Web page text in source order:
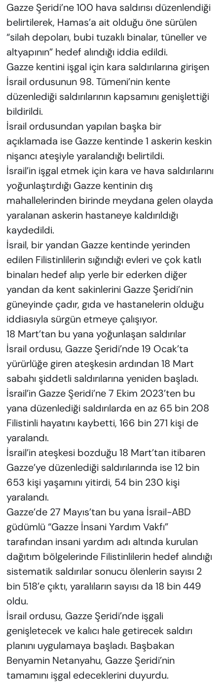
Gazze Şeridi’ne 100 hava saldırısı düzenlendiği
belirtilerek, Hamas’a ait olduğu öne sürülen
“silah depoları, bubi tuzaklı binalar, tüneller ve
altyapının” hedef alındığı iddia edildi.
Gazze kentini işgal için kara saldırılarına girişen
İsrail ordusunun 98. Tümeni’nin kente
düzenlediği saldırılarının kapsamını genişlettiği
bildirildi.
İsrail ordusundan yapılan başka bir
açıklamada ise Gazze kentinde 1 askerin keskin
nişancı ateşiyle yaralandığı belirtildi.
İsrail’in işgal etmek için kara ve hava saldırılarını
yoğunlaştırdığı Gazze kentinin dış
mahallelerinden birinde meydana gelen olayda
yaralanan askerin hastaneye kaldırıldığı
kaydedildi.
İsrail, bir yandan Gazze kentinde yerinden
edilen Filistinlilerin sığındığı evleri ve çok katlı
binaları hedef alıp yerle bir ederken diğer
yandan da kent sakinlerini Gazze Şeridi’nin
güneyinde çadır, gıda ve hastanelerin olduğu
iddiasıyla sürgün etmeye çalışıyor.
18 Mart’tan bu yana yoğunlaşan saldırılar
İsrail ordusu, Gazze Şeridi’nde 19 Ocak’ta
yürürlüğe giren ateşkesin ardından 18 Mart
sabahı şiddetli saldırılarına yeniden başladı.
İsrail’in Gazze Şeridi’ne 7 Ekim 2023’ten bu
yana düzenlediği saldırılarda en az 65 bin 208
Filistinli hayatını kaybetti, 166 bin 271 kişi de
yaralandı.
İsrail’in ateşkesi bozduğu 18 Mart’tan itibaren
Gazze’ye düzenlediği saldırılarında ise 12 bin
653 kişi yaşamını yitirdi, 54 bin 230 kişi
yaralandı.
Gazze’de 27 Mayıs’tan bu yana İsrail-ABD
güdümlü “Gazze İnsani Yardım Vakfı”
tarafından insani yardım adı altında kurulan
dağıtım bölgelerinde Filistinlilerin hedef alındığı
sistematik saldırılar sonucu ölenlerin sayısı 2
bin 518’e çıktı, yaralıların sayısı da 18 bin 449
oldu.
İsrail ordusu, Gazze Şeridi’nde işgali
genişletecek ve kalıcı hale getirecek saldırı
planını uygulamaya başladı. Başbakan
Benyamin Netanyahu, Gazze Şeridi’nin
tamamını işgal edeceklerini duyurdu.
VAN VE DİYARBAKIR HABERLERİ